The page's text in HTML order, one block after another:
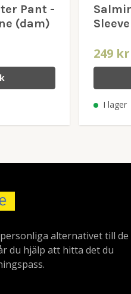
Pant -
(dam)
249 kr
I lager
alternativet till de
du hjälp att hitta det du